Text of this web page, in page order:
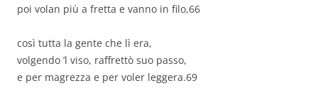
poi volan più a fretta e vanno in filo,66
così tutta la gente che lì era,
volgendo ’l viso, raffrettò suo passo,
e per magrezza e per voler leggera.69